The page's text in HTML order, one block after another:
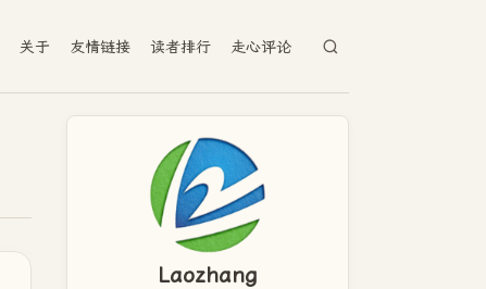
关于 友情链接 读者排行 走心评论
Laozhang